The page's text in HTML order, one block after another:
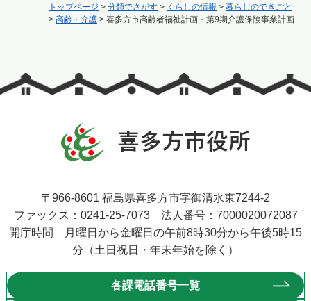
トップページ > 分類でさがす > くらしの情報 > 暮らしのできごと
> 高齢・介護 > 喜多方市高齢者福祉計画・第9期介護保険事業計画
〒966-8601 福島県喜多方市字御清水東7244-2
ファックス：0241-25-7073 法人番号：7000020072087
開庁時間 月曜日から金曜日の午前8時30分から午後5時15
分（土日祝日・年末年始を除く）
各課電話番号一覧